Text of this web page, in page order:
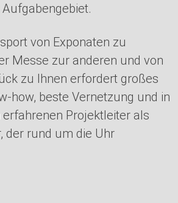
von Exponaten zu
Messe zur anderen und von
zu Ihnen erfordert großes
how, beste Vernetzung und in
Projektleiter als
der rund um die Uhr